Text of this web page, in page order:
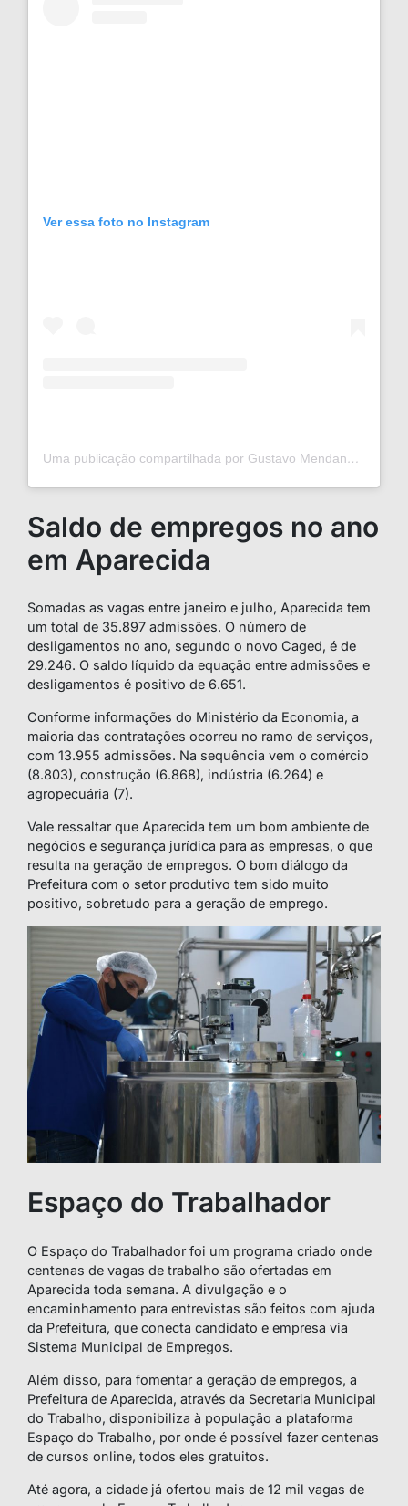
Ver essa foto no Instagram
Uma publicação compartilhada por Gustavo Mendanha (@gustavommendanha)
Saldo de empregos no ano
em Aparecida
Somadas as vagas entre janeiro e julho, Aparecida tem
um total de 35.897 admissões. O número de
desligamentos no ano, segundo o novo Caged, é de
29.246. O saldo líquido da equação entre admissões e
desligamentos é positivo de 6.651.
Conforme informações do Ministério da Economia, a
maioria das contratações ocorreu no ramo de serviços,
com 13.955 admissões. Na sequência vem o comércio
(8.803), construção (6.868), indústria (6.264) e
agropecuária (7).
Vale ressaltar que Aparecida tem um bom ambiente de
negócios e segurança jurídica para as empresas, o que
resulta na geração de empregos. O bom diálogo da
Prefeitura com o setor produtivo tem sido muito
positivo, sobretudo para a geração de emprego.
Espaço do Trabalhador
O Espaço do Trabalhador foi um programa criado onde
centenas de vagas de trabalho são ofertadas em
Aparecida toda semana. A divulgação e o
encaminhamento para entrevistas são feitos com ajuda
da Prefeitura, que conecta candidato e empresa via
Sistema Municipal de Empregos.
Além disso, para fomentar a geração de empregos, a
Prefeitura de Aparecida, através da Secretaria Municipal
do Trabalho, disponibiliza à população a plataforma
Espaço do Trabalho, por onde é possível fazer centenas
de cursos online, todos eles gratuitos.
Até agora, a cidade já ofertou mais de 12 mil vagas de